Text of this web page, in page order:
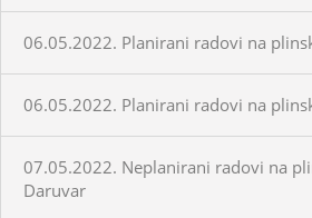
06.05.2022. Planirani radovi na
06.05.2022. Planirani radovi na
07.05.2022. Neplanirani radovi na
Daruvar